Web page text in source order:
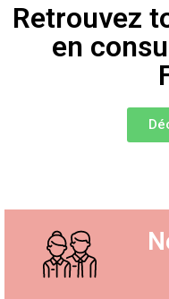
Retrouvez
en